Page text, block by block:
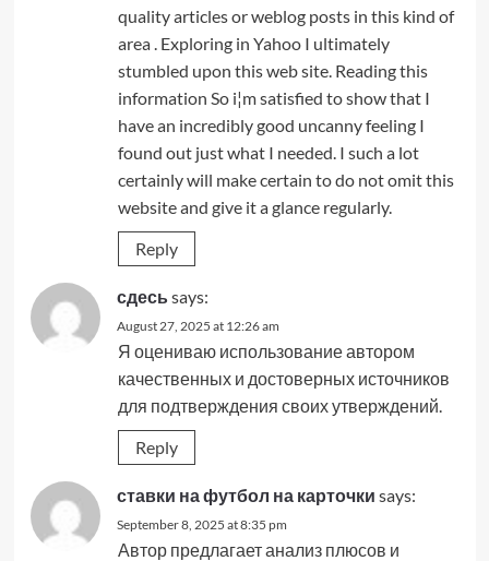
quality articles or weblog posts in this kind of
area . Exploring in Yahoo I ultimately
stumbled upon this web site. Reading this
information So i¦m satisfied to show that I
have an incredibly good uncanny feeling I
found out just what I needed. I such a lot
certainly will make certain to do not omit this
website and give it a glance regularly.
Reply
сдесь says:
August 27, 2025 at 12:26 am
Я оцениваю использование автором
качественных и достоверных источников
для подтверждения своих утверждений.
Reply
ставки на футбол на карточки says:
September 8, 2025 at 8:35 pm
Автор предлагает анализ плюсов и